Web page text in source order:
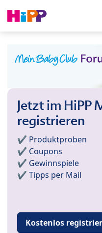
Jetzt im HiPP
registrieren
✔️ Produktproben
✔️ Coupons
✔️ Gewinnspiele
✔️ Tipps per Mail
Kostenlos